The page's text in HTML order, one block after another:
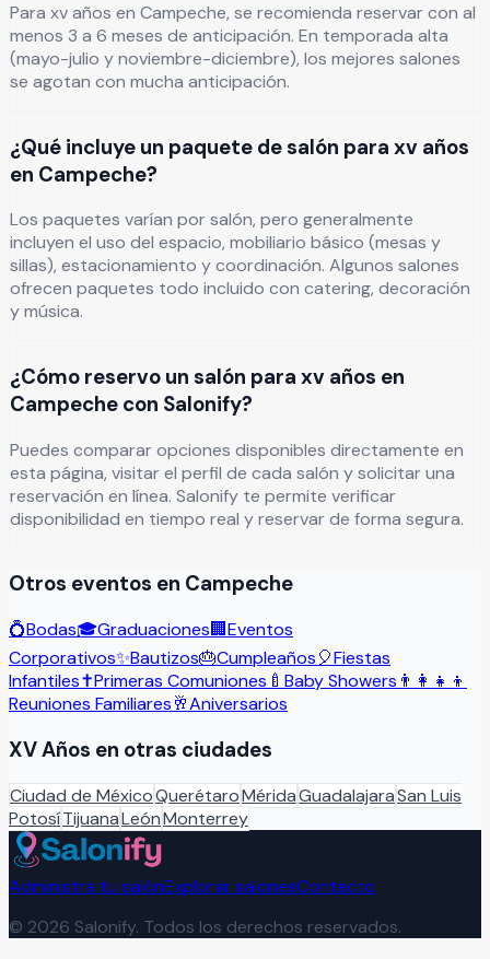
Para xv años en Campeche, se recomienda reservar con al
menos 3 a 6 meses de anticipación. En temporada alta
(mayo-julio y noviembre-diciembre), los mejores salones
se agotan con mucha anticipación.
¿Qué incluye un paquete de salón para xv años
en Campeche?
Los paquetes varían por salón, pero generalmente
incluyen el uso del espacio, mobiliario básico (mesas y
sillas), estacionamiento y coordinación. Algunos salones
ofrecen paquetes todo incluido con catering, decoración
y música.
¿Cómo reservo un salón para xv años en
Campeche con Salonify?
Puedes comparar opciones disponibles directamente en
esta página, visitar el perfil de cada salón y solicitar una
reservación en línea. Salonify te permite verificar
disponibilidad en tiempo real y reservar de forma segura.
Otros eventos en Campeche
💍Bodas🎓Graduaciones🏢Eventos
Corporativos✨Bautizos🎂Cumpleaños🎈Fiestas
Infantiles✝️Primeras Comuniones 🍼 Baby Showers 👨‍👩‍👧‍👦
Reuniones Familiares🥂Aniversarios
XV Años en otras ciudades
Ciudad de MéxicoQuerétaroMéridaGuadalajaraSan Luis
PotosíTijuanaLeónMonterrey
Administra tu salónExplorar salonesContacto
© 2026 Salonify. Todos los derechos reservados.